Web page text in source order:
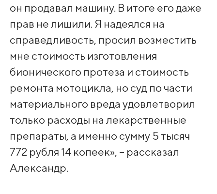
он продавал машину. В итоге его даже
прав не лишили. Я надеялся на
справедливость, просил возместить
мне стоимость изготовления
бионического протеза и стоимость
ремонта мотоцикла, но суд по части
материального вреда удовлетворил
только расходы на лекарственные
препараты, а именно сумму 5 тысяч
772 рубля 14 копеек», – рассказал
Александр.